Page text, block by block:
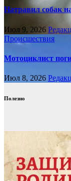
Натравил собак
Июл 9, 2026
Происшествия
Мотоциклист
Июл 8, 2026
Полезно